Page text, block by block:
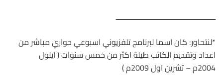
ــــــــــــــــــــــــــــــــــــــــــــــــــ
*لنتحاور: كان اسما لبرنامج تلفزيوني اسبوعي حواري مباشر من
اعداد وتقديم الكاتب طيلة اكثر من خمس سنوات ( ايلول
2004م – تشرين اول 2009م )